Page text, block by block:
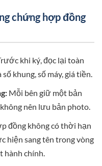
chứng hợp đồng
khi ký, đọc lại toàn
khung, số máy, giá tiền.
Mỗi bên giữ một bản
nên lưu bản photo.
đồng không có thời hạn
hiện sang tên trong vòng
hành chính.